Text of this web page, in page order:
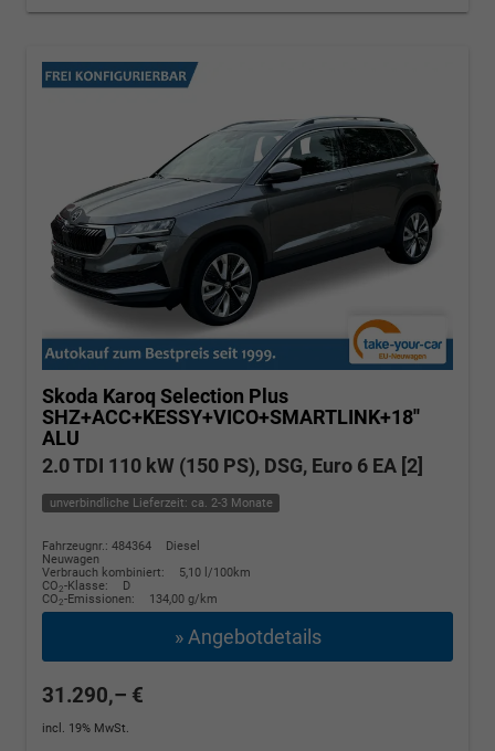
Skoda Karoq Selection Plus
SHZ+ACC+KESSY+VICO+SMARTLINK+18''
ALU
2.0 TDI 110 kW (150 PS), DSG, Euro 6 EA [2]
unverbindliche Lieferzeit: ca. 2-3 Monate
Fahrzeugnr.: 484364
Diesel
Neuwagen
Verbrauch kombiniert:
5,10 l/100km
CO2-Klasse:
D
CO2-Emissionen: 134,00 g/km
» Angebotdetails
31.290,– €
incl. 19% MwSt.